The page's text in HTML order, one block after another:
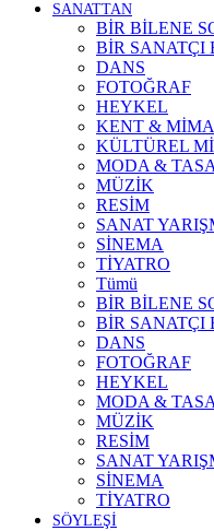
SANATTAN
BİR BİLENE
BİR SANATÇI
DANS
FOTOĞRAF
HEYKEL
KENT &
KÜLTÜREL
MODA &
MÜZİK
RESİM
SANAT
SİNEMA
TİYATRO
Tümü
BİR BİLENE
BİR SANATÇI
DANS
FOTOĞRAF
HEYKEL
MODA &
MÜZİK
RESİM
SANAT
SİNEMA
TİYATRO
SÖYLEŞİ